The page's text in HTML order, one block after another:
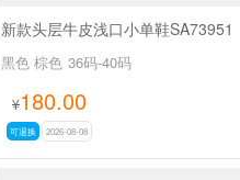
新款头层牛皮浅口小单鞋SA73951
黑色 棕色 36码-40码
¥180.00
可退换 2026-08-08